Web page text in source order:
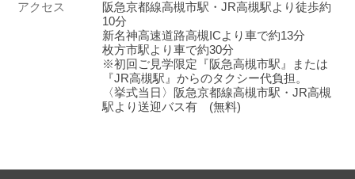
アクセス
阪急京都線高槻市駅・JR高槻駅より徒歩約
10分
新名神高速道路高槻ICより車で約13分
枚方市駅より車で約30分
※初回ご見学限定『阪急高槻市駅』または
『JR高槻駅』からのタクシー代負担。
〈挙式当日〉阪急京都線高槻市駅・JR高槻
駅より送迎バス有 (無料)